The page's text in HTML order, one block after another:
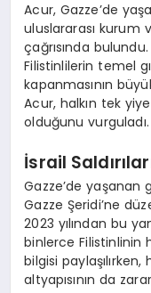
Acur, Gazze’de
uluslararası kurum
çağrısında
Filistinlilerin temel
kapanmasının
Acur, halkın tek
olduğunu vurguladı.
İsrail
Gazze’de yaşanan
Gazze Şeridi’ne
2023 yılından bu
binlerce Filistinlinin
bilgisi paylaşılırken,
altyapısının da